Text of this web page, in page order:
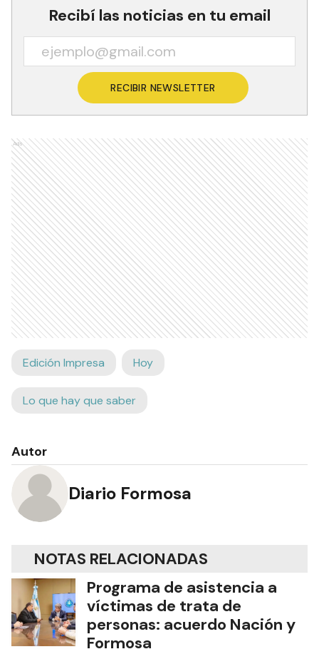
Recibí las noticias en tu email
RECIBIR NEWSLETTER
Ads
Edición Impresa Hoy
Lo que hay que saber
Autor
Diario Formosa
NOTAS RELACIONADAS
Programa de asistencia a
víctimas de trata de
personas: acuerdo Nación y
Formosa